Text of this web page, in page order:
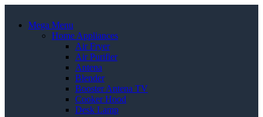
Mega Menu
Home Appliances
Air Fryer
Air Purifier
Antena
Blender
Booster Antena TV
Cooker Hood
Desk Lamp